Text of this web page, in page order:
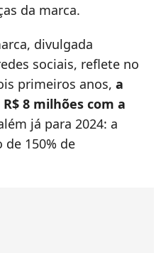
da marca.
divulgada
sociais, reflete no
primeiros anos, a
8 milhões com a
já para 2024: a
150% de